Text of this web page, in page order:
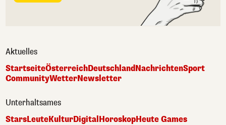
Aktuelles
StartseiteÖsterreichDeutschlandNachrichtenSport
CommunityWetterNewsletter
Unterhaltsames
StarsLeuteKulturDigital HoroskopHeute Games